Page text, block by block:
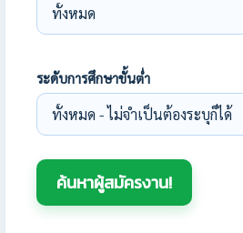
ระดับการศึกษาขั้นต่ำ